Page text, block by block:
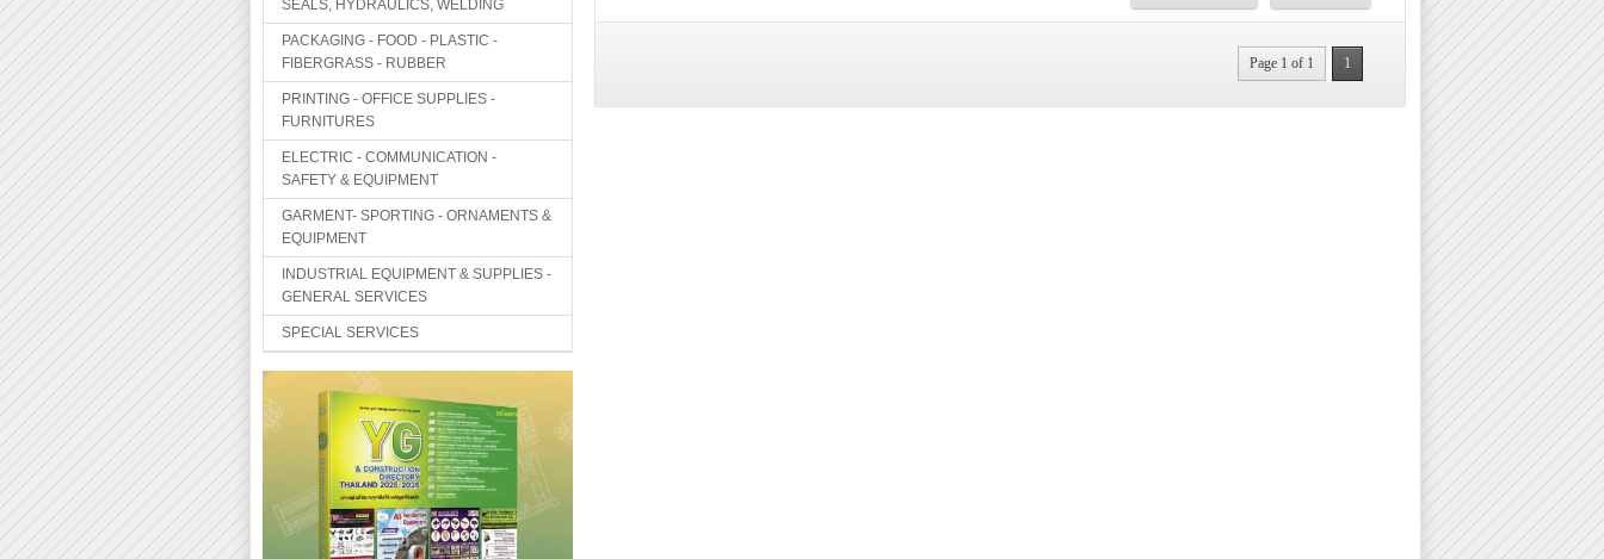
SEALS, HYDRAULICS, WELDING
PACKAGING - FOOD - PLASTIC -
FIBERGRASS - RUBBER
PRINTING - OFFICE SUPPLIES -
FURNITURES
ELECTRIC - COMMUNICATION -
SAFETY & EQUIPMENT
GARMENT- SPORTING - ORNAMENTS &
EQUIPMENT
INDUSTRIAL EQUIPMENT & SUPPLIES -
GENERAL SERVICES
SPECIAL SERVICES
Page 1 of 1 1